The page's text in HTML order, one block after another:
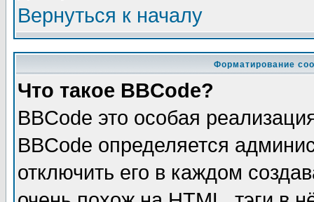
Вернуться к началу
Форматирование
Что такое BBCode?
BBCode это особая
BBCode определяется
отключить его в каждом